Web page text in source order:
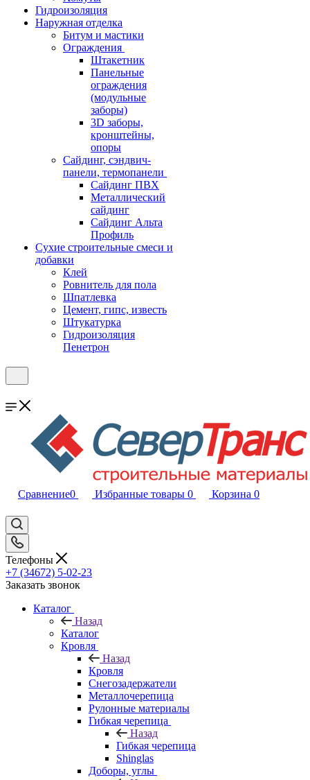
Гидроизоляция
Наружная отделка
Битум и мастики
Ограждения
Штакетник
Панельные
ограждения
(модульные
заборы)
3D заборы,
кронштейны,
опоры
Cайдинг, сэндвич-
панели, термопанели
Сайдинг ПВХ
Металлический
сайдинг
Сайдинг Альта
Профиль
Сухие строительные смеси и
добавки
Клей
Ровнитель для пола
Шпатлевка
Цемент, гипс, известь
Штукатурка
Гидроизоляция
Пенетрон
Сравнение0 Избранные товары 0 Корзина 0
Телефоны
+7 (34672) 5-02-23
Заказать звонок
Каталог
Назад
Каталог
Кровля
Назад
Кровля
Снегозадержатели
Металлочерепица
Рулонные материалы
Гибкая черепица
Назад
Гибкая черепица
Shinglas
Доборы, углы